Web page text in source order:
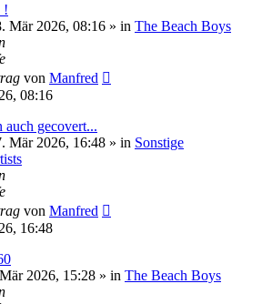
!
Mär 2026, 08:16 » in The Beach Boys
von Manfred
08:16
auch gecovert...
Mär 2026, 16:48 » in Sonstige
von Manfred
16:48
2026, 15:28 » in The Beach Boys